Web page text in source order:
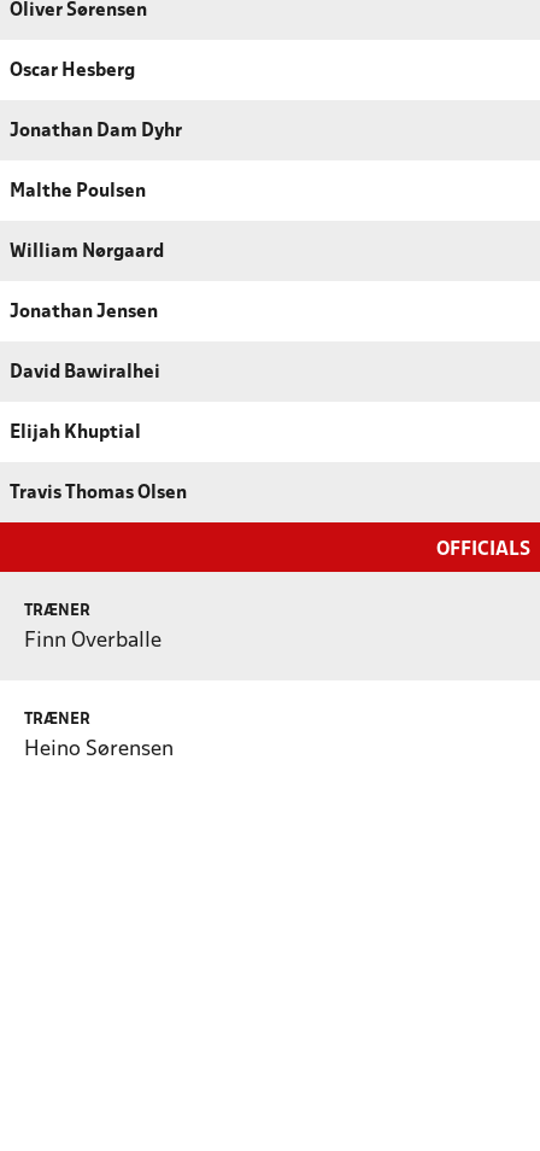
Oliver Sørensen
Oscar Hesberg
Jonathan Dam Dyhr
Malthe Poulsen
William Nørgaard
Jonathan Jensen
David Bawiralhei
Elijah Khuptial
Travis Thomas Olsen
OFFICIALS
TRÆNER
Finn Overballe
TRÆNER
Heino Sørensen